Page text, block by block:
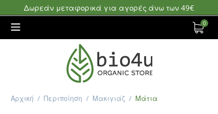
Δωρεάν μεταφορικά για αγορές άνω των 49€
0
Αρχική / Περιποίηση / Μακιγιάζ / Μάτια